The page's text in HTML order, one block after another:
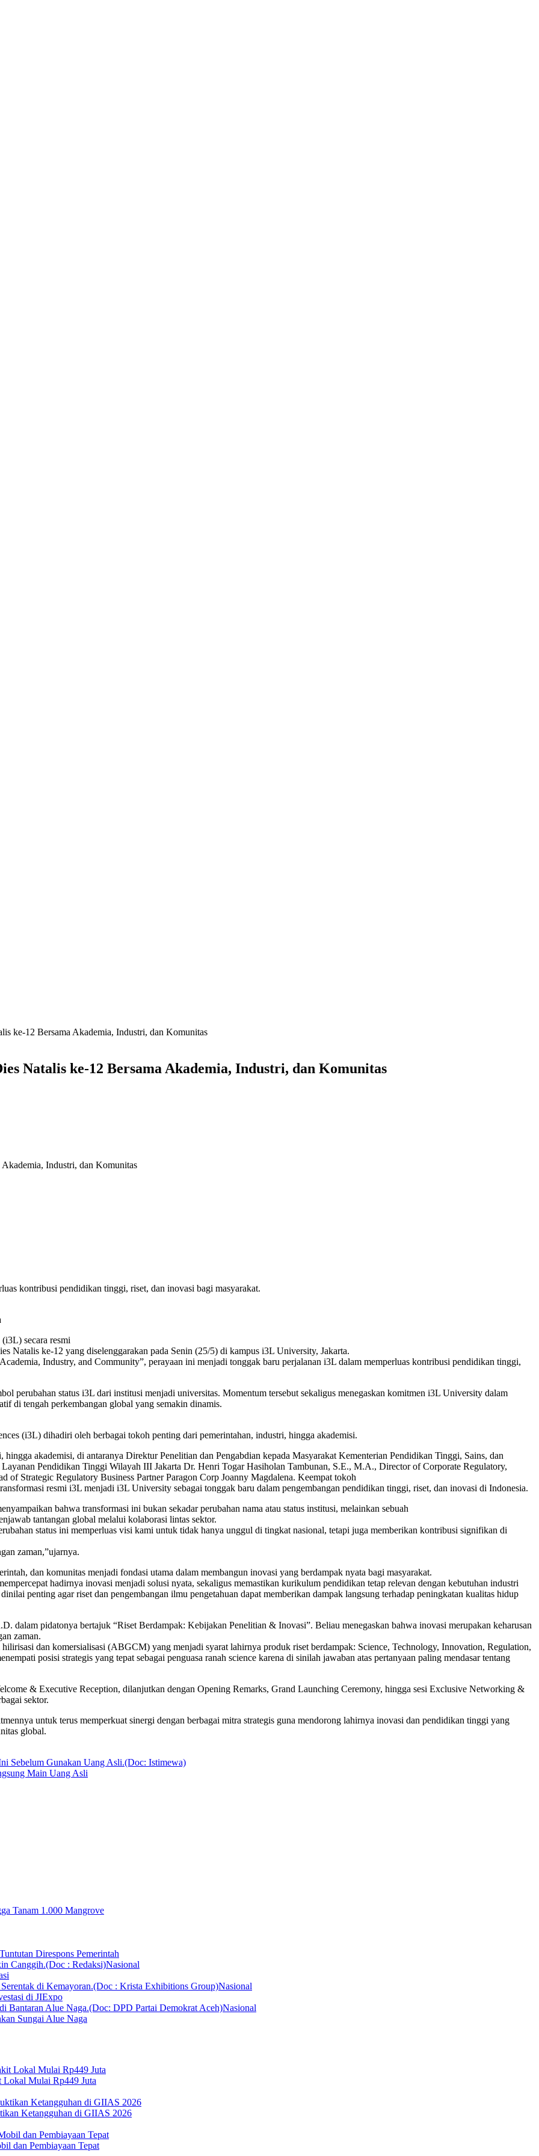
ke-12 Bersama Akademia, Industri, dan Komunitas
Natalis ke-12 Bersama Akademia, Industri, dan Komunitas
Industri, dan Komunitas
kontribusi pendidikan tinggi, riset, dan inovasi bagi masyarakat.
secara resmi
Natalis ke-12 yang diselenggarakan pada Senin (25/5) di kampus i3L University, Jakarta.
Industry, and Community”, perayaan ini menjadi tonggak baru perjalanan i3L dalam memperluas kontribusi pendidikan tinggi,
perubahan status i3L dari institusi menjadi universitas. Momentum tersebut sekaligus menegaskan komitmen i3L University dalam
di tengah perkembangan global yang semakin dinamis.
(i3L) dihadiri oleh berbagai tokoh penting dari pemerintahan, industri, hingga akademisi.
akademisi, di antaranya Direktur Penelitian dan Pengabdian kepada Masyarakat Kementerian Pendidikan Tinggi, Sains, dan
Pendidikan Tinggi Wilayah III Jakarta Dr. Henri Togar Hasiholan Tambunan, S.E., M.A., Director of Corporate Regulatory,
Strategic Regulatory Business Partner Paragon Corp Joanny Magdalena. Keempat tokoh
resmi i3L menjadi i3L University sebagai tonggak baru dalam pengembangan pendidikan tinggi, riset, dan inovasi di Indonesia.
bahwa transformasi ini bukan sekadar perubahan nama atau status institusi, melainkan sebuah
tantangan global melalui kolaborasi lintas sektor.
status ini memperluas visi kami untuk tidak hanya unggul di tingkat nasional, tetapi juga memberikan kontribusi signifikan di
zaman,”ujarnya.
dan komunitas menjadi fondasi utama dalam membangun inovasi yang berdampak nyata bagi masyarakat.
hadirnya inovasi menjadi solusi nyata, sekaligus memastikan kurikulum pendidikan tetap relevan dengan kebutuhan industri
penting agar riset dan pengembangan ilmu pengetahuan dapat memberikan dampak langsung terhadap peningkatan kualitas hidup
dalam pidatonya bertajuk “Riset Berdampak: Kebijakan Penelitian & Inovasi”. Beliau menegaskan bahwa inovasi merupakan keharusan
zaman.
dan komersialisasi (ABGCM) yang menjadi syarat lahirnya produk riset berdampak: Science, Technology, Innovation, Regulation,
posisi strategis yang tepat sebagai penguasa ranah science karena di sinilah jawaban atas pertanyaan paling mendasar tentang
& Executive Reception, dilanjutkan dengan Opening Remarks, Grand Launching Ceremony, hingga sesi Exclusive Networking &
sektor.
untuk terus memperkuat sinergi dengan berbagai mitra strategis guna mendorong lahirnya inovasi dan pendidikan tinggi yang
global.
Main Uang Asli
Tanam 1.000 Mangrove
Direspons Pemerintah
Nasional
Nasional
di JIExpo
Nasional
Sungai Alue Naga
Mulai Rp449 Juta
Ketangguhan di GIIAS 2026
dan Pembiayaan Tepat